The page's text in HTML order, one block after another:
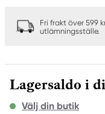
Fri frakt över 599
utlämningsställe.
Lagersaldo i
Välj din butik